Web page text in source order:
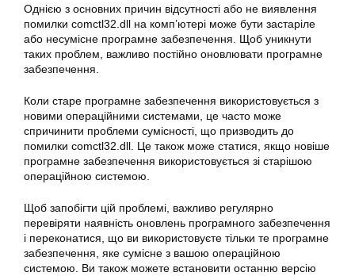
Однією з основних причин відсутності або не виявлення
помилки comctl32.dll на комп’ютері може бути застаріле
або несумісне програмне забезпечення. Щоб уникнути
таких проблем, важливо постійно оновлювати програмне
забезпечення.
Коли старе програмне забезпечення використовується з
новими операційними системами, це часто може
спричинити проблеми сумісності, що призводить до
помилки comctl32.dll. Це також може статися, якщо новіше
програмне забезпечення використовується зі старішою
операційною системою.
Щоб запобігти цій проблемі, важливо регулярно
перевіряти наявність оновлень програмного забезпечення
і переконатися, що ви використовуєте тільки те програмне
забезпечення, яке сумісне з вашою операційною
системою. Ви також можете встановити останню версію